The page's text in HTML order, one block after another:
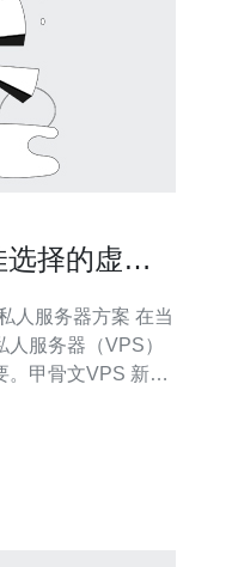
择的虚拟
务器方案 在当
服务器（VPS）
。甲骨文VPS 新加